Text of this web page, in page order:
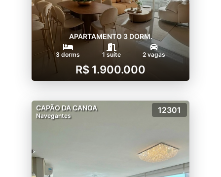
APARTAMENTO 3 DORM.
3 dorms 1 suíte 2 vagas
R$ 1.900.000
CAPÃO DA CANOA
Navegantes
12301